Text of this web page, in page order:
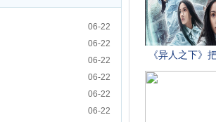
06-22
06-22
06-22
06-22
06-22
06-22